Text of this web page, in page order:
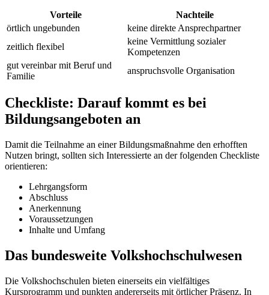
Vorteile
Nachteile
örtlich ungebunden
keine direkte Ansprechpartner
zeitlich flexibel
keine Vermittlung sozialer
Kompetenzen
gut vereinbar mit Beruf und
Familie
anspruchsvolle Organisation
Checkliste: Darauf kommt es bei
Bildungsangeboten an
Damit die Teilnahme an einer Bildungsmaßnahme den erhofften
Nutzen bringt, sollten sich Interessierte an der folgenden Checkliste
orientieren:
Lehrgangsform
Abschluss
Anerkennung
Voraussetzungen
Inhalte und Umfang
Das bundesweite Volkshochschulwesen
Die Volkshochschulen bieten einerseits ein vielfältiges
Kursprogramm und punkten andererseits mit örtlicher Präsenz. In